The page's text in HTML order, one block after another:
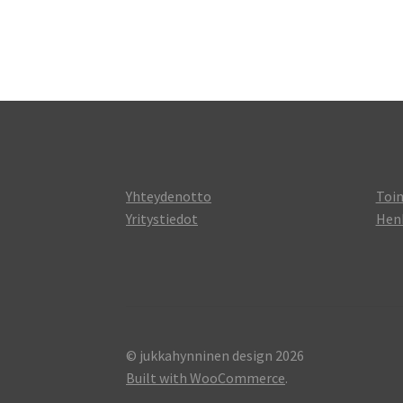
Yhteydenotto
Yritystiedot
© jukkahynninen design 2026
Built with WooCommerce.